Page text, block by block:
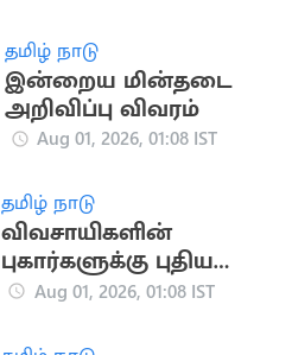
தமிழ் நாடு
இன்றைய மின்தடை
அறிவிப்பு விவரம்
Aug 01, 2026, 01:08 IST
தமிழ் நாடு
விவசாயிகளின்
புகார்களுக்கு புதிய
தொலைபேசி எண்கள்
Aug 01, 2026, 01:08 IST